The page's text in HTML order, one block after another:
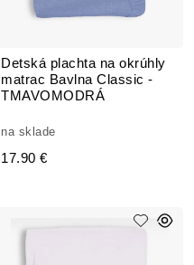
Detská plachta na okrúhly
matrac Bavlna Classic -
TMAVOMODRÁ
na sklade
17.90 €